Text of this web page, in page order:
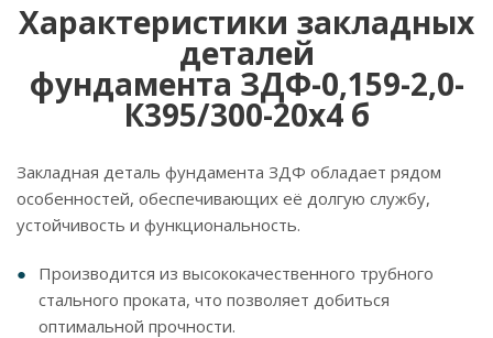
Характеристики закладных
деталей
фундамента ЗДФ-0,159-2,0-
К395/300-20х4 б
Закладная деталь фундамента ЗДФ обладает рядом
особенностей, обеспечивающих её долгую службу,
устойчивость и функциональность.
Производится из высококачественного трубного
стального проката, что позволяет добиться
оптимальной прочности.